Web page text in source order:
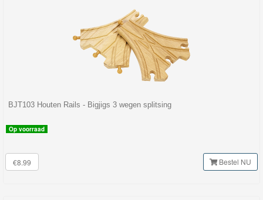
BJT103 Houten Rails - Bigjigs 3 wegen splitsing
Op voorraad
€8.99 Bestel NU